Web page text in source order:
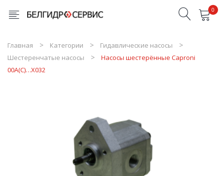
0
Главная Категории
Гидавлические насосы
Шестеренчатые насосы
Насосы шестерённые Caproni
00A(C)…X032